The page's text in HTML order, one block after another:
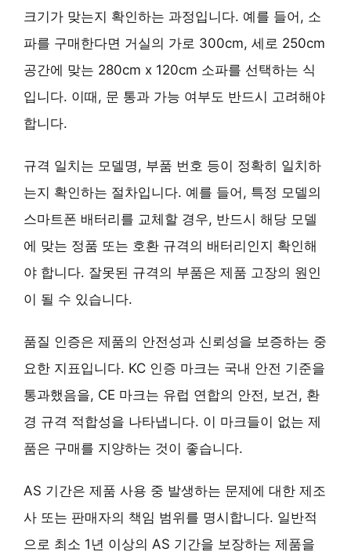
크기가 맞는지 확인하는 과정입니다. 예를 들어, 소
파를 구매한다면 거실의 가로 300cm, 세로 250cm
공간에 맞는 280cm x 120cm 소파를 선택하는 식
입니다. 이때, 문 통과 가능 여부도 반드시 고려해야
합니다.
규격 일치는 모델명, 부품 번호 등이 정확히 일치하
는지 확인하는 절차입니다. 예를 들어, 특정 모델의
스마트폰 배터리를 교체할 경우, 반드시 해당 모델
에 맞는 정품 또는 호환 규격의 배터리인지 확인해
야 합니다. 잘못된 규격의 부품은 제품 고장의 원인
이 될 수 있습니다.
품질 인증은 제품의 안전성과 신뢰성을 보증하는 중
요한 지표입니다. KC 인증 마크는 국내 안전 기준을
통과했음을, CE 마크는 유럽 연합의 안전, 보건, 환
경 규격 적합성을 나타냅니다. 이 마크들이 없는 제
품은 구매를 지양하는 것이 좋습니다.
AS 기간은 제품 사용 중 발생하는 문제에 대한 제조
사 또는 판매자의 책임 범위를 명시합니다. 일반적
으로 최소 1년 이상의 AS 기간을 보장하는 제품을